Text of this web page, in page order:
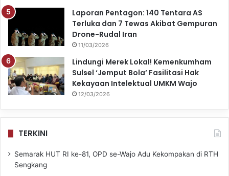
Laporan Pentagon: 140 Tentara AS
Terluka dan 7 Tewas Akibat Gempuran
Drone-Rudal Iran
11/03/2026
Lindungi Merek Lokal! Kemenkumham
Sulsel ‘Jemput Bola’ Fasilitasi Hak
Kekayaan Intelektual UMKM Wajo
12/03/2026
TERKINI
Semarak HUT RI ke-81, OPD se-Wajo Adu Kekompakan di RTH
Sengkang